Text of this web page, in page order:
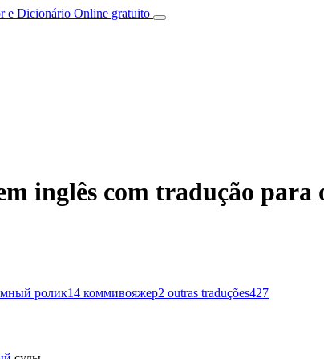
e Dicionário Online gratuito
inglês com tradução para
ролик14 коммивояжер2 outras traduções427